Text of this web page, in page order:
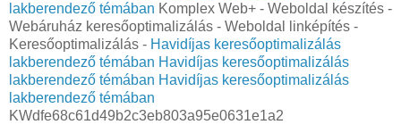
lakberendező témában Komplex Web+ - Weboldal készítés -
Webáruház keresőoptimalizálás - Weboldal linképítés -
Keresőoptimalizálás - Havidíjas keresőoptimalizálás
lakberendező témában Havidíjas keresőoptimalizálás
lakberendező témában Havidíjas keresőoptimalizálás
lakberendező témában
KWdfe68c61d49b2c3eb803a95e0631e1a2